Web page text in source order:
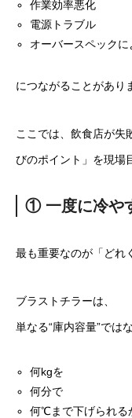
作業効率悪化
電源トラブル
オーバースペック
につながることがあり
ここでは、飲食店が失
びのポイント」を現場
① 一度に冷や
最も重要なのが「どれ
ブラストチラーは、
単なる“庫内容量”ではな
何kgを
何分で
何℃まで下げられる